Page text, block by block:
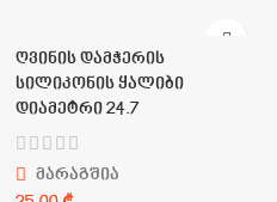
ღვინის დამჭერის
სილიკონის ყალიბი
დიამეტრი 24.7
მარაგშია